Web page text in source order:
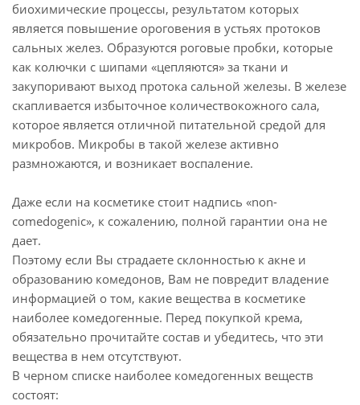
биохимические процессы, результатом которых
является повышение ороговения в устьях протоков
сальных желез. Образуются роговые пробки, которые
как колючки с шипами «цепляются» за ткани и
закупоривают выход протока сальной железы. В железе
скапливается избыточное количествокожного сала,
которое является отличной питательной средой для
микробов. Микробы в такой железе активно
размножаются, и возникает воспаление.
Даже если на косметике стоит надпись «non-
comedogenic», к сожалению, полной гарантии она не
дает.
Поэтому если Вы страдаете склонностью к акне и
образованию комедонов, Вам не повредит владение
информацией о том, какие вещества в косметике
наиболее комедогенные. Перед покупкой крема,
обязательно прочитайте состав и убедитесь, что эти
вещества в нем отсутствуют.
В черном списке наиболее комедогенных веществ
состоят: